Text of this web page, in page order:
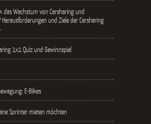
das Wachstum von Carsharing und
und Ziele der Carsharing
1x1 Quiz und Gewinnspiel
E-Bikes
Sprinter mieten möchten